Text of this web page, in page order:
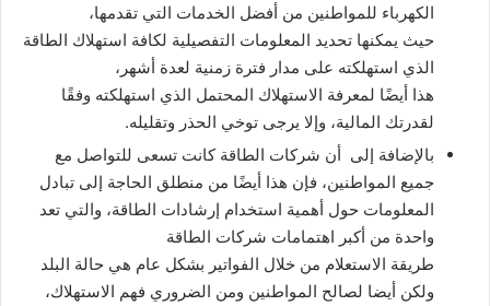
الكهرباء للمواطنين من أفضل الخدمات التي تقدمها،
حيث يمكنها تحديد المعلومات التفصيلية لكافة استهلاك الطاقة
الذي استهلكته على مدار فترة زمنية لعدة أشهر،
هذا أيضًا لمعرفة الاستهلاك المحتمل الذي استهلكته وفقًا
لقدرتك المالية، وإلا يرجى توخي الحذر وتقليله.
بالإضافة إلى أن شركات الطاقة كانت تسعى للتواصل مع
جميع المواطنين، فإن هذا أيضًا من منطلق الحاجة إلى تبادل
المعلومات حول أهمية استخدام إرشادات الطاقة، والتي تعد
واحدة من أكبر اهتمامات شركات الطاقة
طريقة الاستعلام من خلال الفواتير بشكل عام هي حالة البلد
ولكن أيضا لصالح المواطنين ومن الضروري فهم الاستهلاك،